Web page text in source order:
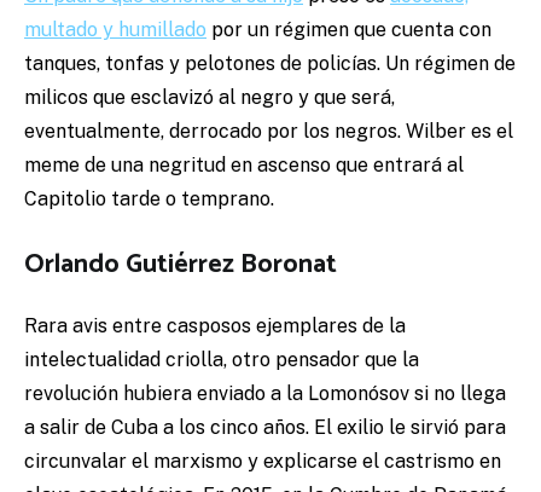
multado y humillado por un régimen que cuenta con
tanques, tonfas y pelotones de policías. Un régimen de
milicos que esclavizó al negro y que será,
eventualmente, derrocado por los negros. Wilber es el
meme de una negritud en ascenso que entrará al
Capitolio tarde o temprano.
Orlando Gutiérrez Boronat
Rara avis entre casposos ejemplares de la
intelectualidad criolla, otro pensador que la
revolución hubiera enviado a la Lomonósov si no llega
a salir de Cuba a los cinco años. El exilio le sirvió para
circunvalar el marxismo y explicarse el castrismo en